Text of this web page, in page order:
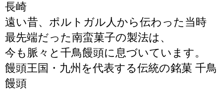
長崎
遠い昔、ポルトガル人から伝わった当時
最先端だった南蛮菓子の製法は、
今も脈々と千鳥饅頭に息づいています。
饅頭王国・九州を代表する伝統の銘菓 千鳥
饅頭